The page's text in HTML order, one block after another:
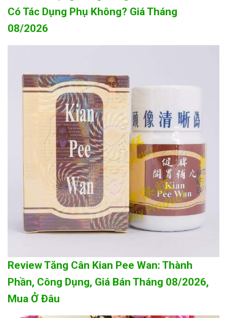
Có Tác Dụng Phụ Không? Giá Tháng
08/2026
Review Tăng Cân Kian Pee Wan: Thành
Phần, Công Dụng, Giá Bán Tháng 08/2026,
Mua Ở Đâu